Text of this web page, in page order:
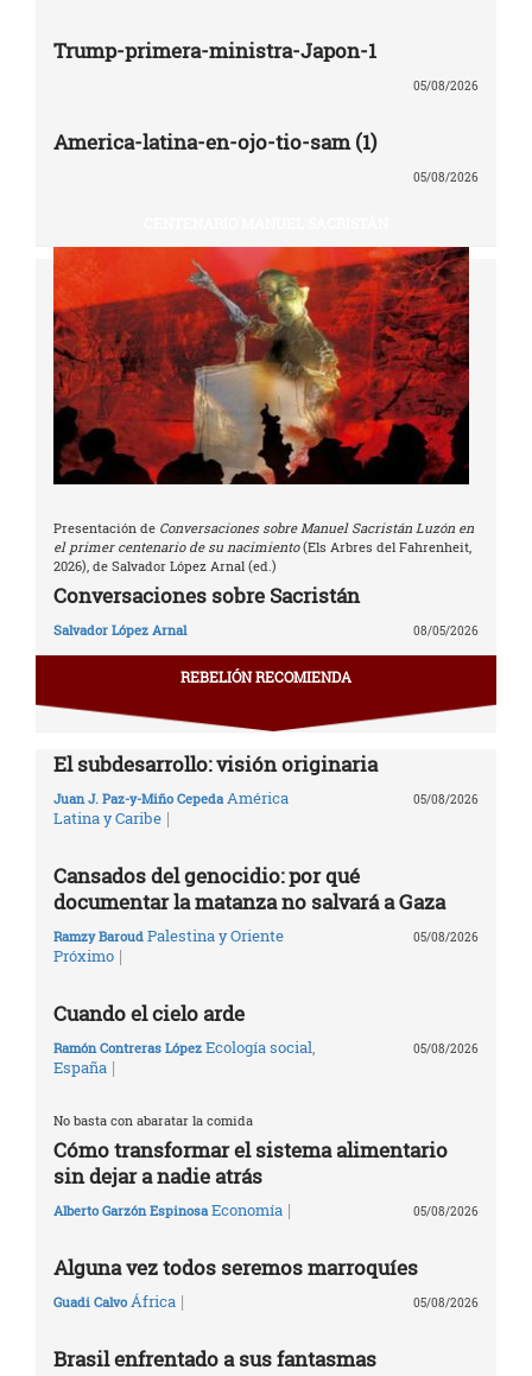
Trump-primera-ministra-Japon-1
05/08/2026
America-latina-en-ojo-tio-sam (1)
05/08/2026
Presentación de Conversaciones sobre Manuel Sacristán Luzón en
el primer centenario de su nacimiento(Els Arbres del Fahrenheit,
2026), de Salvador López Arnal (ed.)
Conversaciones sobre Sacristán
Salvador López Arnal 08/05/2026
REBELIÓN RECOMIENDA
El subdesarrollo: visión originaria
Juan J. Paz-y-Miño Cepeda América
Latina y Caribe |
05/08/2026
Cansados del genocidio: por qué
documentar la matanza no salvará a Gaza
Ramzy Baroud Palestina y Oriente
Próximo |
05/08/2026
Cuando el cielo arde
Ramón Contreras López Ecología social,
España |
05/08/2026
No basta con abaratar la comida
Cómo transformar el sistema alimentario
sin dejar a nadie atrás
Alberto Garzón Espinosa Economía | 05/08/2026
Alguna vez todos seremos marroquíes
Guadi Calvo África | 05/08/2026
Brasil enfrentado a sus fantasmas